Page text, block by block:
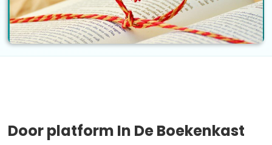
Door platform In De Boekenkast